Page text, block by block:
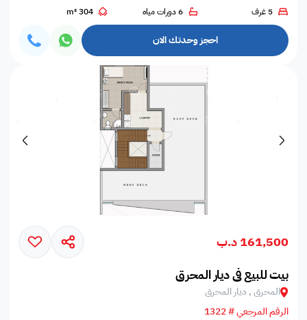
5 غرف 6 دورات مياه 304 m²
احجز وحدتك الان
161,500 د.ب
بيت للبيع في ديار المحرق
المحرق , ديار المحرق
الرقم المرجعي # 1322